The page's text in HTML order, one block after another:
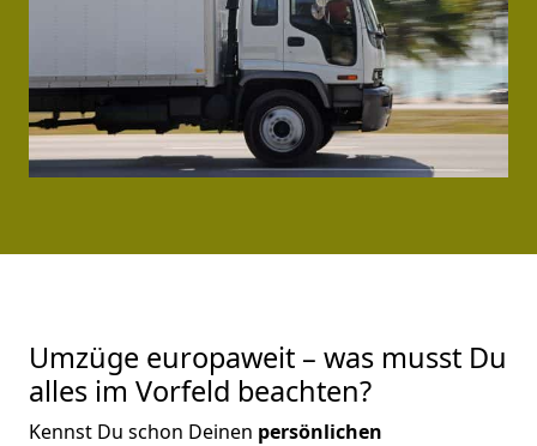
Umzüge europaweit – was musst Du
alles im Vorfeld beachten?
Kennst Du schon Deinen persönlichen